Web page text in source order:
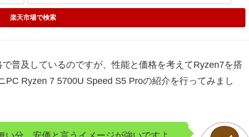
楽天市場で検索
普及しているのですが、性能と価格を考えてRyzen7を搭
Ryzen 7 5700U Speed S5 Proの紹介を行ってみまし